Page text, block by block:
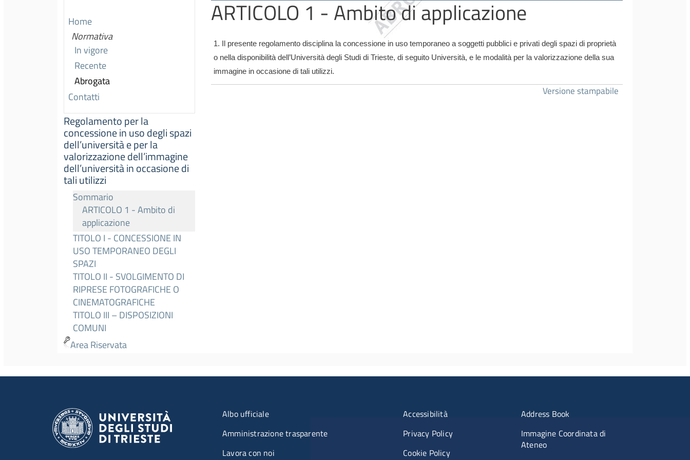
Home
Normativa
In vigore
Recente
Abrogata
Contatti
Regolamento per la
concessione in uso degli spazi
dell’università e per la
valorizzazione dell’immagine
dell’università in occasione di
tali utilizzi
Sommario
ARTICOLO 1 - Ambito di
applicazione
TITOLO I - CONCESSIONE IN
USO TEMPORANEO DEGLI
SPAZI
TITOLO II - SVOLGIMENTO DI
RIPRESE FOTOGRAFICHE O
CINEMATOGRAFICHE
TITOLO III – DISPOSIZIONI
COMUNI
Area Riservata
ARTICOLO 1 - Ambito di applicazione
1. Il presente regolamento disciplina la concessione in uso temporaneo a soggetti pubblici e privati degli spazi di proprietà
o nella disponibilità dell’Università degli Studi di Trieste, di seguito Università, e le modalità per la valorizzazione della sua
immagine in occasione di tali utilizzi.
Versione stampabile
Menu organizzazione
Albo ufficiale
Amministrazione trasparente
Lavora con noi
Menù riferimenti
Accessibilità
Privacy Policy
Cookie Policy
Menu portale
Address Book
Immagine Coordinata di
Ateneo